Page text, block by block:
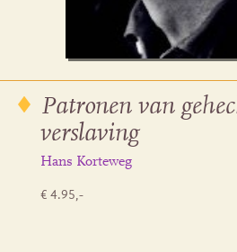
Patronen van
verslaving
Hans Korteweg
€ 4.95,-